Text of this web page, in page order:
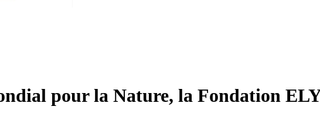
pour la Nature, la Fondation